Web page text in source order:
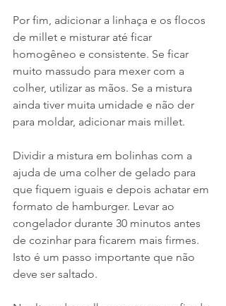
Por fim, adicionar a linhaça e os flocos
de millet e misturar até ficar
homogêneo e consistente. Se ficar
muito massudo para mexer com a
colher, utilizar as mãos. Se a mistura
ainda tiver muita umidade e não der
para moldar, adicionar mais millet.
Dividir a mistura em bolinhas com a
ajuda de uma colher de gelado para
que fiquem iguais e depois achatar em
formato de hamburger. Levar ao
congelador durante 30 minutos antes
de cozinhar para ficarem mais firmes.
Isto é um passo importante que não
deve ser saltado.